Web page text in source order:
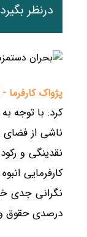
درنظر
پژواک کارفرما -
کرد: با توجه
ناشی از
نقدینگی و
کارفرمایی
درصدی حقوق و